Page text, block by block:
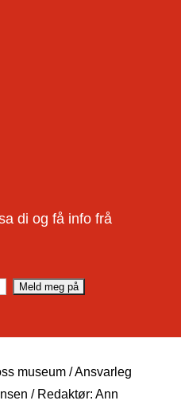
di og få info frå
museum / Ansvarleg
/ Redaktør: Ann